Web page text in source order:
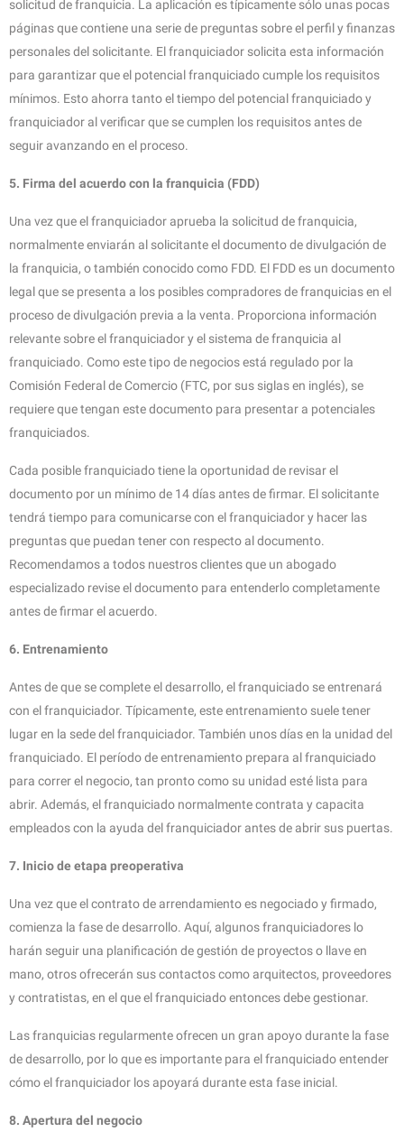
solicitud de franquicia. La aplicación es típicamente sólo unas pocas
páginas que contiene una serie de preguntas sobre el perfil y finanzas
personales del solicitante. El franquiciador solicita esta información
para garantizar que el potencial franquiciado cumple los requisitos
mínimos. Esto ahorra tanto el tiempo del potencial franquiciado y
franquiciador al verificar que se cumplen los requisitos antes de
seguir avanzando en el proceso.
5. Firma del acuerdo con la franquicia (FDD)
Una vez que el franquiciador aprueba la solicitud de franquicia,
normalmente enviarán al solicitante el documento de divulgación de
la franquicia, o también conocido como FDD. El FDD es un documento
legal que se presenta a los posibles compradores de franquicias en el
proceso de divulgación previa a la venta. Proporciona información
relevante sobre el franquiciador y el sistema de franquicia al
franquiciado. Como este tipo de negocios está regulado por la
Comisión Federal de Comercio (FTC, por sus siglas en inglés), se
requiere que tengan este documento para presentar a potenciales
franquiciados.
Cada posible franquiciado tiene la oportunidad de revisar el
documento por un mínimo de 14 días antes de firmar. El solicitante
tendrá tiempo para comunicarse con el franquiciador y hacer las
preguntas que puedan tener con respecto al documento.
Recomendamos a todos nuestros clientes que un abogado
especializado revise el documento para entenderlo completamente
antes de firmar el acuerdo.
6. Entrenamiento
Antes de que se complete el desarrollo, el franquiciado se entrenará
con el franquiciador. Típicamente, este entrenamiento suele tener
lugar en la sede del franquiciador. También unos días en la unidad del
franquiciado. El período de entrenamiento prepara al franquiciado
para correr el negocio, tan pronto como su unidad esté lista para
abrir. Además, el franquiciado normalmente contrata y capacita
empleados con la ayuda del franquiciador antes de abrir sus puertas.
7. Inicio de etapa preoperativa
Una vez que el contrato de arrendamiento es negociado y firmado,
comienza la fase de desarrollo. Aquí, algunos franquiciadores lo
harán seguir una planificación de gestión de proyectos o llave en
mano, otros ofrecerán sus contactos como arquitectos, proveedores
y contratistas, en el que el franquiciado entonces debe gestionar.
Las franquicias regularmente ofrecen un gran apoyo durante la fase
de desarrollo, por lo que es importante para el franquiciado entender
cómo el franquiciador los apoyará durante esta fase inicial.
8. Apertura del negocio